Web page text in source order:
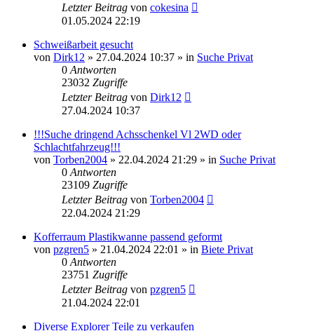
Letzter Beitrag von cokesina
01.05.2024 22:19
Schweißarbeit gesucht
von Dirk12 » 27.04.2024 10:37 » in Suche Privat
0 Antworten
23032 Zugriffe
Letzter Beitrag von Dirk12
27.04.2024 10:37
!!!Suche dringend Achsschenkel Vl 2WD oder
Schlachtfahrzeug!!!
von Torben2004 » 22.04.2024 21:29 » in Suche Privat
0 Antworten
23109 Zugriffe
Letzter Beitrag von Torben2004
22.04.2024 21:29
Kofferraum Plastikwanne passend geformt
von pzgren5 » 21.04.2024 22:01 » in Biete Privat
0 Antworten
23751 Zugriffe
Letzter Beitrag von pzgren5
21.04.2024 22:01
Diverse Explorer Teile zu verkaufen